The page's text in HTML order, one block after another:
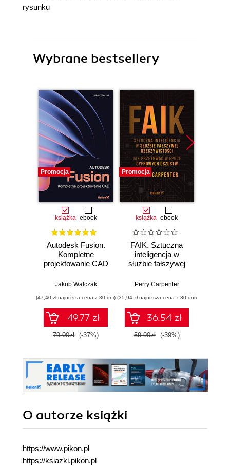
rysunku
Wybrane bestsellery
Promocja
książka ebook
Autodesk Fusion.
Kompletne
projektowanie CAD
Jakub Walczak
(47,40 zł najniższa cena z 30 dni)
49.77 zł
79.00zł (-37%)
Promocja
książka ebook
FAIK. Sztuczna
inteligencja w
służbie fałszywej
Jak przetrwać w
oszustw
Perry Carpenter
(35,94 zł najniższa cena z 30 dni)
36.54 zł
59.90zł (-39%)
O autorze książki
https://www.pikon.pl
https://ksiazki.pikon.pl